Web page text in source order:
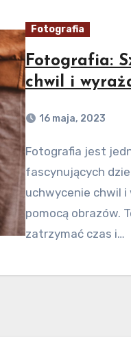
Fotografia
Fotografia:
chwil i
16 maja, 2023
Fotografia jest jednym z najbardziej popularnych i
fascynujących
uchwycenie chwil
pomocą obrazów.
zatrzymać czas i…